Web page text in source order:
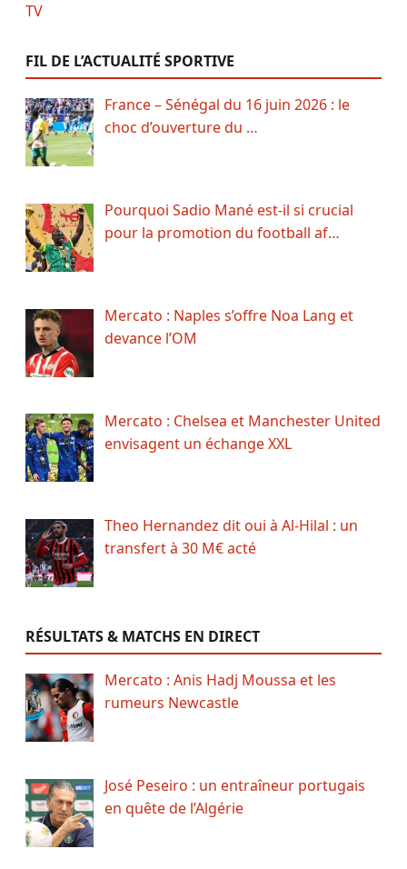
FIL DE L’ACTUALITÉ SPORTIVE
France – Sénégal du 16 juin 2026 : le
choc d’ouverture du …
Pourquoi Sadio Mané est-il si crucial
pour la promotion du football af…
Mercato : Naples s’offre Noa Lang et
devance l’OM
Mercato : Chelsea et Manchester United
envisagent un échange XXL
Theo Hernandez dit oui à Al-Hilal : un
transfert à 30 M€ acté
RÉSULTATS & MATCHS EN DIRECT
Mercato : Anis Hadj Moussa et les
rumeurs Newcastle
José Peseiro : un entraîneur portugais
en quête de l’Algérie